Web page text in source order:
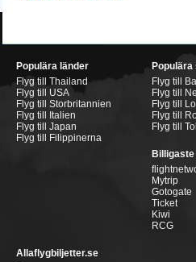
Populära länder
Flyg till Thailand
Flyg till USA
Flyg till Storbritannien
Flyg till Italien
Flyg till Japan
Flyg till Filippinerna
Flyg till
Flyg till
Flyg till
Flyg till
Flyg till
Mytrip
Gotogate
Ticket
Kiwi
RCG
Allaflygbiljetter.se